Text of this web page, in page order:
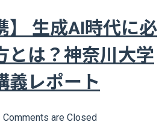
】 生成AI時代に必
とは？神奈川大学
義レポート
Comments are Closed